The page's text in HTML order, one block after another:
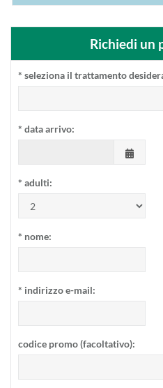
Richiedi un
* seleziona il trattamento
* data arrivo:
* adulti:
* nome:
* indirizzo e-mail:
codice promo (facoltativo):